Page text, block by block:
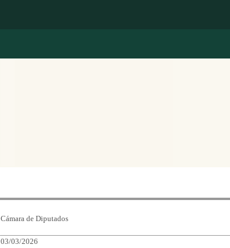
Cámara de Diputados
03/03/2026